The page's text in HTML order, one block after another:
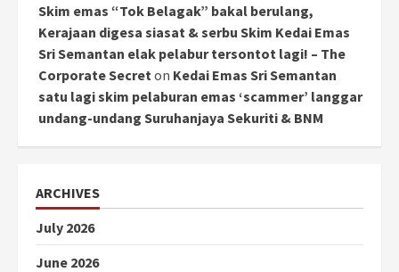
Skim emas “Tok Belagak” bakal berulang,
Kerajaan digesa siasat & serbu Skim Kedai Emas
Sri Semantan elak pelabur tersontot lagi! – The
Corporate Secret on Kedai Emas Sri Semantan
satu lagi skim pelaburan emas ‘scammer’ langgar
undang-undang Suruhanjaya Sekuriti & BNM
ARCHIVES
July 2026
June 2026